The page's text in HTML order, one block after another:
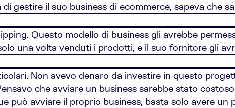
gestire il suo business di ecommerce, sapeva che
Questo modello di business gli avrebbe
una volta venduti i prodotti, e il suo fornitore gli
Non avevo denaro da investire in questo
che avviare un business sarebbe stato
può avviare il proprio business, basta solo avere un